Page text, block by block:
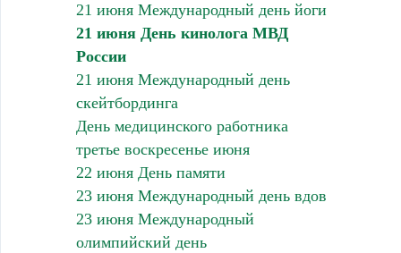
21 июня Международный день йоги
21 июня День кинолога МВД
России
21 июня Международный день
скейтбординга
День медицинского работника
третье воскресенье июня
22 июня День памяти
23 июня Международный день вдов
23 июня Международный
олимпийский день